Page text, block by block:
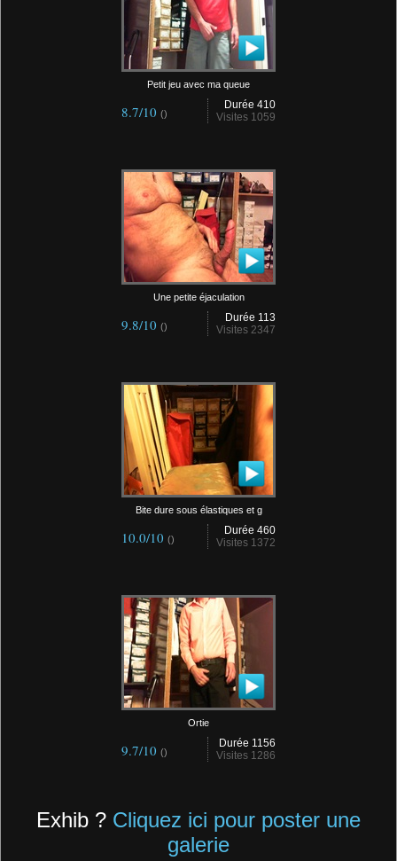
Petit jeu avec ma queue
Durée 410
Visites 1059
8.7/10 ()
Une petite éjaculation
Durée 113
Visites 2347
9.8/10 ()
Bite dure sous élastiques et g
Durée 460
Visites 1372
10.0/10 ()
Ortie
Durée 1156
Visites 1286
9.7/10 ()
Exhib ? Cliquez ici pour poster une
galerie